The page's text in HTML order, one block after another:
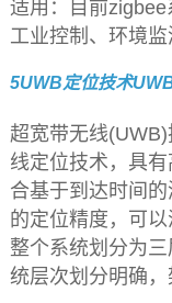
适用：目前zigbee
工业控制、环境监
5UWB定位技术
超宽带无线
线定位技术，具
合基于到达时间
的定位精度，可以
整个系统划分为
统层次划分明确，